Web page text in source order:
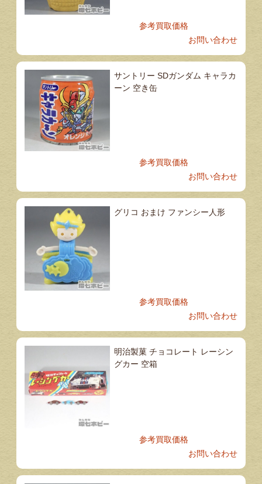
参考買取価格
お問い合わせ
サントリー SDガンダム キャラカ
ーン 空き缶
参考買取価格
お問い合わせ
グリコ おまけ ファンシー人形
参考買取価格
お問い合わせ
明治製菓 チョコレート レーシン
グカー 空箱
参考買取価格
お問い合わせ